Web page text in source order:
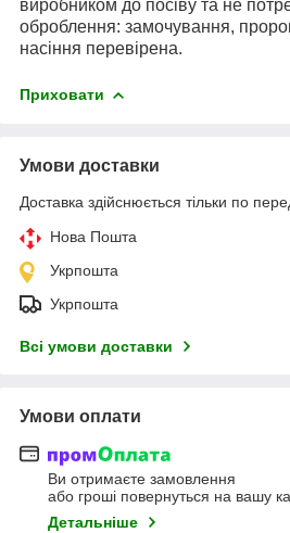
виробником до посіву та не
оброблення: замочування,
насіння перевірена.
Приховати
Умови доставки
Доставка здійснюється тільки по
Нова Пошта
Укрпошта
Укрпошта
Всі умови доставки
Умови оплати
Ви отримаєте замовлення
або гроші повернуться на вашу
Детальніше